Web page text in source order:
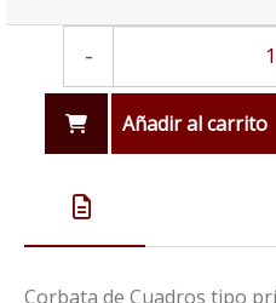
-
Añadir al carrito
Corbata de Cuadros tipo